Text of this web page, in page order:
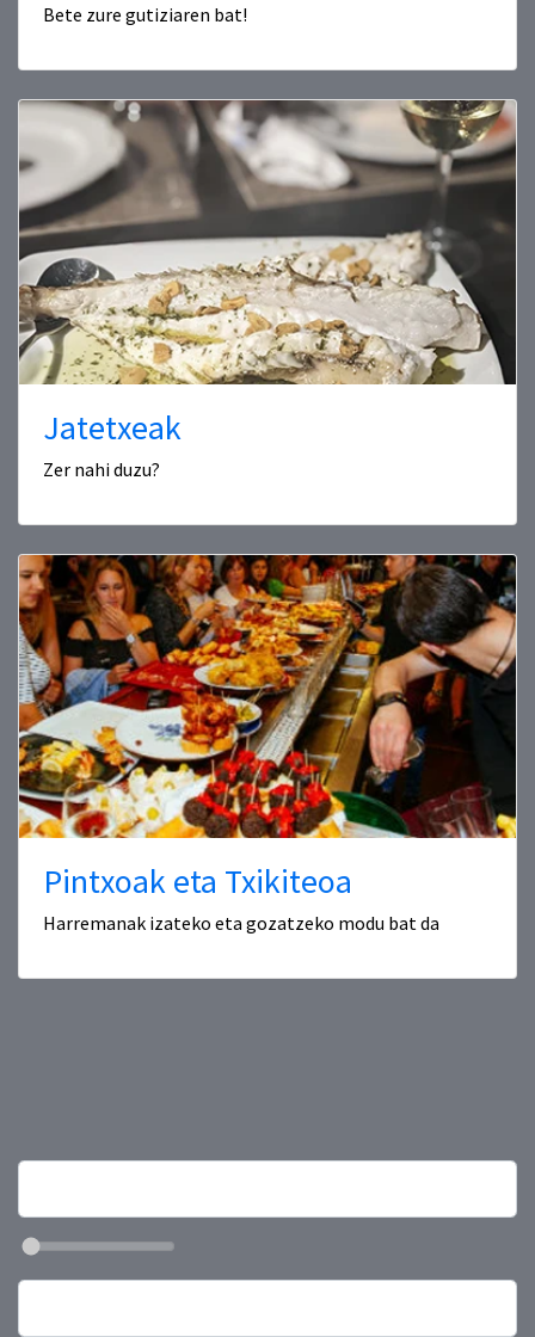
Bete zure gutiziaren bat!
Jatetxeak
Zer nahi duzu?
Pintxoak eta Txikiteoa
Harremanak izateko eta gozatzeko modu bat da